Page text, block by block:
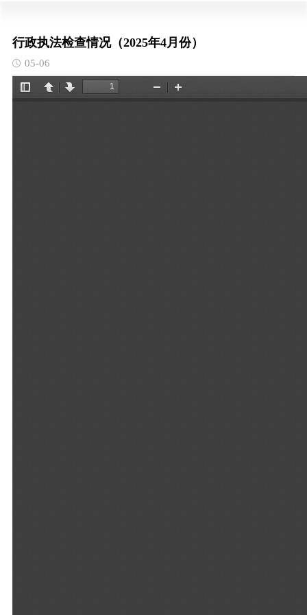
行政执法检查情况（2025年4月份）
05-06